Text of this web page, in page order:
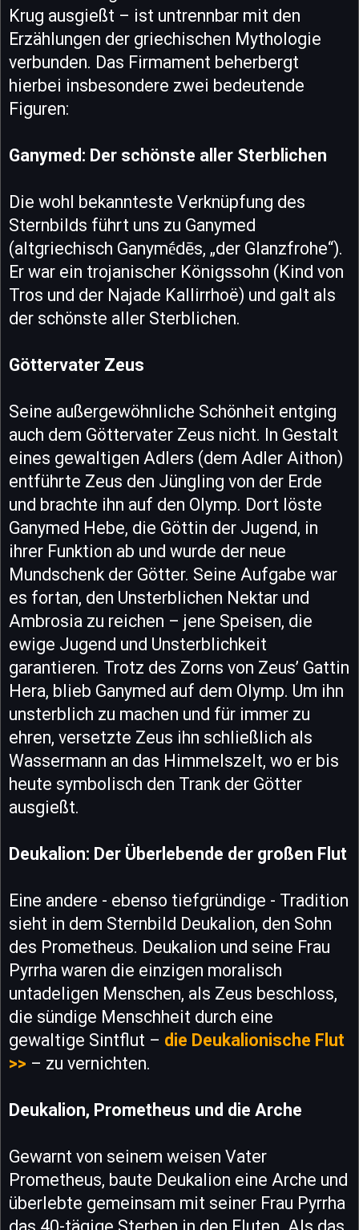
Krug ausgießt – ist untrennbar mit den
Erzählungen der griechischen Mythologie
verbunden. Das Firmament beherbergt
hierbei insbesondere zwei bedeutende
Figuren:
Ganymed: Der schönste aller Sterblichen
Die wohl bekannteste Verknüpfung des
Sternbilds führt uns zu Ganymed
(altgriechisch Ganymḗdēs, „der Glanzfrohe“).
Er war ein trojanischer Königssohn (Kind von
Tros und der Najade Kallirrhoë) und galt als
der schönste aller Sterblichen.
Göttervater Zeus
Seine außergewöhnliche Schönheit entging
auch dem Göttervater Zeus nicht. In Gestalt
eines gewaltigen Adlers (dem Adler Aithon)
entführte Zeus den Jüngling von der Erde
und brachte ihn auf den Olymp. Dort löste
Ganymed Hebe, die Göttin der Jugend, in
ihrer Funktion ab und wurde der neue
Mundschenk der Götter. Seine Aufgabe war
es fortan, den Unsterblichen Nektar und
Ambrosia zu reichen – jene Speisen, die
ewige Jugend und Unsterblichkeit
garantieren. Trotz des Zorns von Zeus’ Gattin
Hera, blieb Ganymed auf dem Olymp. Um ihn
unsterblich zu machen und für immer zu
ehren, versetzte Zeus ihn schließlich als
Wassermann an das Himmelszelt, wo er bis
heute symbolisch den Trank der Götter
ausgießt.
Deukalion: Der Überlebende der großen Flut
Eine andere - ebenso tiefgründige - Tradition
sieht in dem Sternbild Deukalion, den Sohn
des Prometheus. Deukalion und seine Frau
Pyrrha waren die einzigen moralisch
untadeligen Menschen, als Zeus beschloss,
die sündige Menschheit durch eine
gewaltige Sintflut – die Deukalionische Flut
>> – zu vernichten.
Deukalion, Prometheus und die Arche
Gewarnt von seinem weisen Vater
Prometheus, baute Deukalion eine Arche und
überlebte gemeinsam mit seiner Frau Pyrrha